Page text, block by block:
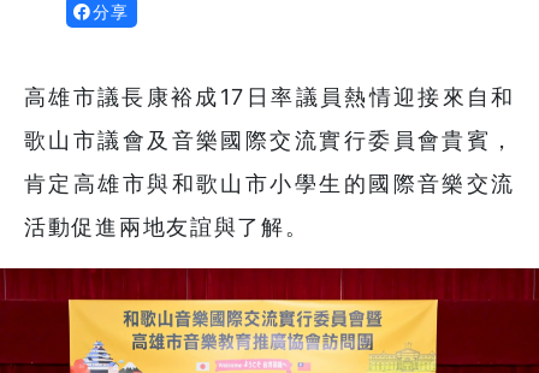
分享
高雄市議長康裕成17日率議員熱情迎接來自和
歌山市議會及音樂國際交流實行委員會貴賓，
肯定高雄市與和歌山市小學生的國際音樂交流
活動促進兩地友誼與了解。